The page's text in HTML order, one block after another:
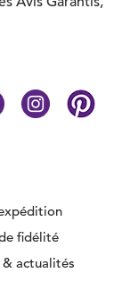
fidélité
actualités